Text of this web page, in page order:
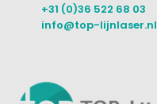
+31 (0)36 522 68 03
info@top-lijnlaser.nl